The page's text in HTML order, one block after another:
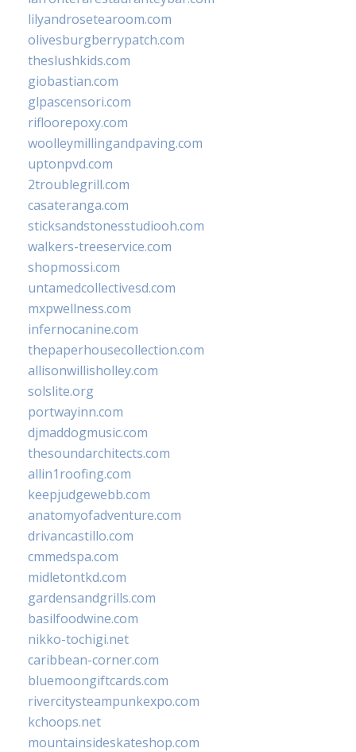
lilyandrosetearoom.com
olivesburgberrypatch.com
theslushkids.com
giobastian.com
glpascensori.com
rifloorepoxy.com
woolleymillingandpaving.com
uptonpvd.com
2troublegrill.com
casateranga.com
sticksandstonesstudiooh.com
walkers-treeservice.com
shopmossi.com
untamedcollectivesd.com
mxpwellness.com
infernocanine.com
thepaperhousecollection.com
allisonwillisholley.com
solslite.org
portwayinn.com
djmaddogmusic.com
thesoundarchitects.com
allin1roofing.com
keepjudgewebb.com
anatomyofadventure.com
drivancastillo.com
cmmedspa.com
midletontkd.com
gardensandgrills.com
basilfoodwine.com
nikko-tochigi.net
caribbean-corner.com
bluemoongiftcards.com
rivercitysteampunkexpo.com
kchoops.net
mountainsideskateshop.com